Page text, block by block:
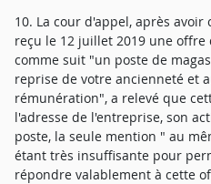
10. La cour d'appel, après
reçu le 12 juillet 2019 une
comme suit "un poste de
reprise de votre ancienneté et
rémunération", a relevé que
l'adresse de l'entreprise, son
poste, la seule mention " au
étant très insuffisante pour
répondre valablement à cette